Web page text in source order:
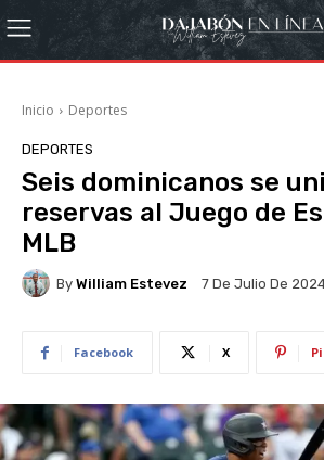
Inicio Deportes
DEPORTES
Seis dominicanos se
reservas al Juego de
MLB
By William Estevez 7 De Julio De
Facebook X